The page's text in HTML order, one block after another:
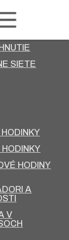
SIETE
HODINY
A
V